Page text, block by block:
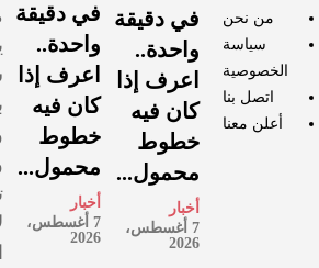
من نحن
سياسة
الخصوصية
اتصل بنا
أعلن معنا
في دقيقة
واحدة..
اعرف إذا
كان فيه
خطوط
محمول...
أخبار
7 أغسطس،
2026
في دقيقة
واحدة..
اعرف إذا
كان فيه
خطوط
محمول...
أخبار
7 أغسطس،
2026